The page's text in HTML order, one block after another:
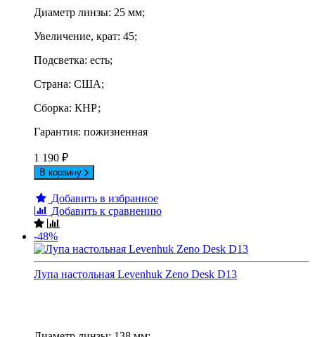
Диаметр линзы: 25 мм;
Увеличение, крат: 45;
Подсветка: есть;
Страна: США;
Сборка: КНР;
Гарантия: пожизненная
1 190 ₽
В корзину
Добавить в избранное
Добавить к сравнению
-48%
Лупа настольная Levenhuk Zeno Desk D13